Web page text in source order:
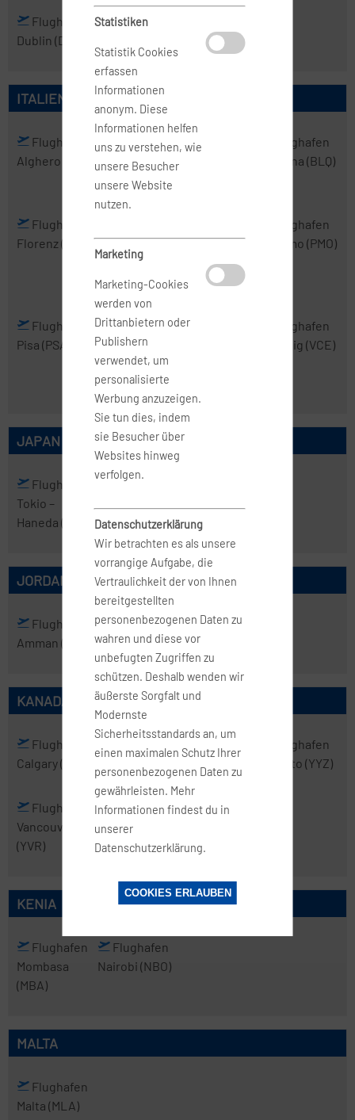
Flughafen
Dublin (DUB)
ITALIEN
Flughafen
Alghero
Flughafen
Bari(BRI)
Flughafen
Bergamo
Flughafen
Bologna (BLQ)
Flughafen
Florenz(FLR)
Mailand-
Malpensa
(MXP)
Neapel(NAP)
Flughafen
Palermo (PMO)
Flughafen
Pisa (PSA)
Flughafen
Rom-
Fiumicino
(FCO)
Flughafen
Venedig (VCE)
JAPAN
Flughafen
Tokio –
Haneda (HND)
Flughafen
(NRT)
JORDANIEN
Flughafen
Amman (AMM)
KANADA
Flughafen
Calgary(YYC)
Flughafen
Flughafen
Toronto (YYZ)
Flughafen
Vancouver
(YVR)
KENIA
Flughafen
Mombasa
(MBA)
Flughafen
Nairobi (NBO)
MALTA
Flughafen
Malta (MLA)
Statistiken
Statistik Cookies
erfassen
Informationen
anonym. Diese
Informationen helfen
uns zu verstehen, wie
unsere Besucher
unsere Website
nutzen.
Marketing
Marketing-Cookies
werden von
Drittanbietern oder
Publishern
verwendet, um
personalisierte
Werbung anzuzeigen.
Sie tun dies, indem
sie Besucher über
Websites hinweg
verfolgen.
Datenschutzerklärung
Wir betrachten es als unsere
vorrangige Aufgabe, die
Vertraulichkeit der von Ihnen
bereitgestellten
personenbezogenen Daten zu
wahren und diese vor
unbefugten Zugriffen zu
schützen. Deshalb wenden wir
äußerste Sorgfalt und
Modernste
Sicherheitsstandards an, um
einen maximalen Schutz Ihrer
personenbezogenen Daten zu
gewährleisten. Mehr
Informationen findest du in
unserer
Datenschutzerklärung.
COOKIES ERLAUBEN